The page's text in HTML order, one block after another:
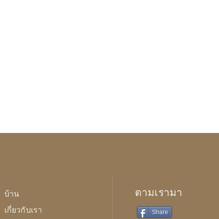
บ้าน
เกี่ยวกับเรา
ตามเรามา
Share